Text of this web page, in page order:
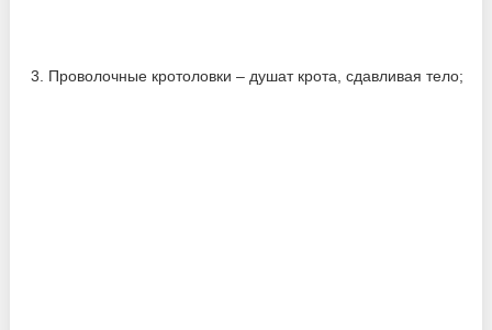
Проволочные кротоловки – душат крота, сдавливая тело;